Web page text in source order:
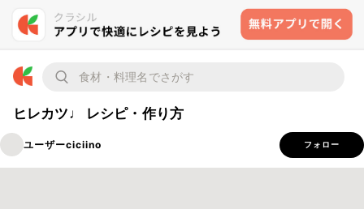
ヒレカツ♩ レシピ・作り方
ユーザーciciino フォロー